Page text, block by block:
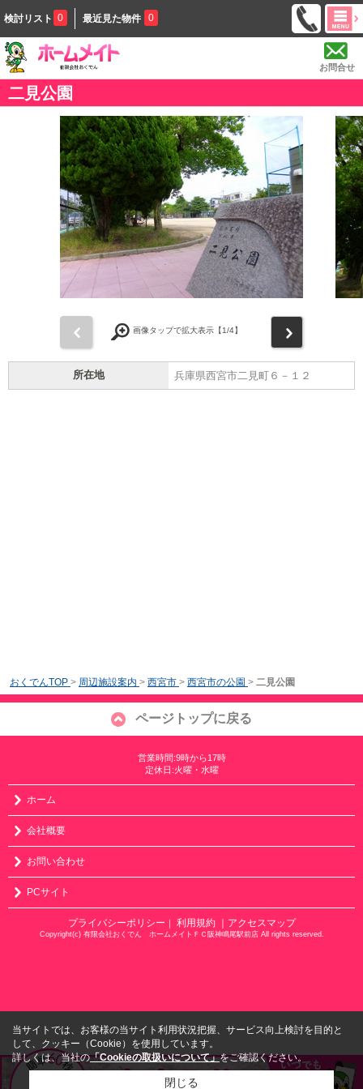
検討リスト 0 最近見た物件 0
お問合せ
二見公園
画像タップで拡大表示【1/4】
所在地 兵庫県西宮市二見町６－１２
おくでんTOP > 周辺施設案内 > 西宮市 > 西宮市の公園 > 二見公園
ページトップに戻る
営業時間:9時から17時
定休日:火曜・水曜
ホーム
会社概要
お問い合わせ
PCサイト
プライバシーポリシー ｜ 利用規約 ｜アクセスマップ
Copyright(c) 有限会社おくでん ホームメイトＦＣ阪神鳴尾駅前店 All rights reserved.
当サイトでは、お客様の当サイト利用状況把握、サービス向上検討を目的と
して、クッキー（Cookie）を使用しています。
詳しくは、当社の「Cookieの取扱いについて」をご確認ください。
閉じる